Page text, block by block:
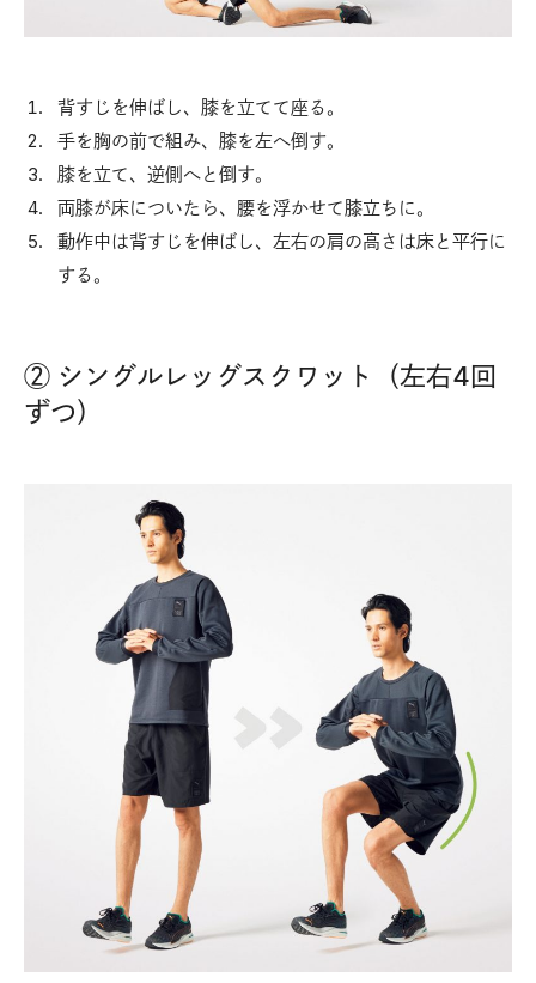
背すじを伸ばし、膝を立てて座る。
手を胸の前で組み、膝を左へ倒す。
膝を立て、逆側へと倒す。
両膝が床についたら、腰を浮かせて膝立ちに。
動作中は背すじを伸ばし、左右の肩の高さは床と平行に
する。
② シングルレッグスクワット（左右4回
ずつ）